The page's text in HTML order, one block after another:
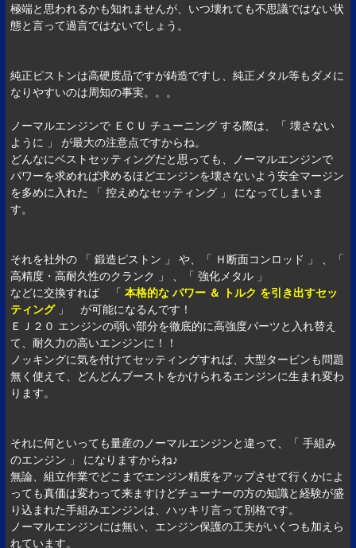
極端と思われるかも知れませんが、いつ壊れても不思議ではない状
態と言って過言ではないでしょう。
純正ピストンは高硬度品ですが鋳造ですし、純正メタル等もダメに
なりやすいのは周知の事実。。。
ノーマルエンジンで ＥＣＵ チューニング する際は、「 壊さない
ように 」 が最大の注意点ですからね。
どんなにベストセッティングだと思っても、ノーマルエンジンで
パワーを求めれば求めるほどエンジンを壊さないよう安全マージン
を多めに入れた 「 控えめなセッティング 」 になってしまいま
す。
それを社外の 「 鍛造ピストン 」 や、「 Ｈ断面コンロッド 」 、「
高精度・高耐久性のクランク 」 、「 強化メタル 」
などに交換すれば 「本格的な パワー ＆ トルク を引き出すセッ
ティング」 が可能になるんです！
ＥＪ２０ エンジンの弱い部分を徹底的に高強度パーツと入れ替え
て、耐久力の高いエンジンに！！
ノッキングに気を付けてセッティングすれば、大型タービンも問題
無く使えて、どんどんブーストをかけられるエンジンに生まれ変わ
ります。
それに何といっても量産のノーマルエンジンと違って、「 手組み
のエンジン 」 になりますからね♪
無論、組立作業でどこまでエンジン精度をアップさせて行くかによ
っても真価は変わって来ますけどチューナーの方の知識と経験が盛
り込まれた手組みエンジンは、ハッキリ言って別格です。
ノーマルエンジンには無い、エンジン保護の工夫がいくつも加えら
れています。